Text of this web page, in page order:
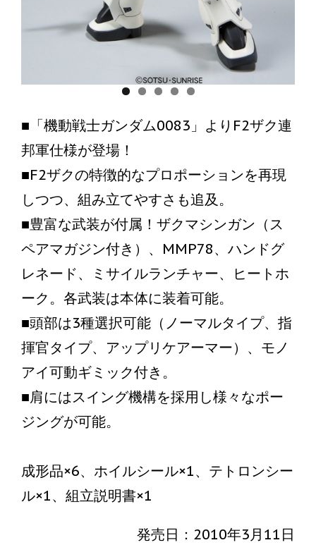
■「機動戦士ガンダム0083」よりF2ザク連
邦軍仕様が登場！
■F2ザクの特徴的なプロポーションを再現
しつつ、組み立てやすさも追及。
■豊富な武装が付属！ザクマシンガン（ス
ペアマガジン付き）、MMP78、ハンドグ
レネード、ミサイルランチャー、ヒートホ
ーク。各武装は本体に装着可能。
■頭部は3種選択可能（ノーマルタイプ、指
揮官タイプ、アップリケアーマー）、モノ
アイ可動ギミック付き。
■肩にはスイング機構を採用し様々なポー
ジングが可能。
成形品×6、ホイルシール×1、テトロンシー
ル×1、組立説明書×1
発売日：2010年3月11日